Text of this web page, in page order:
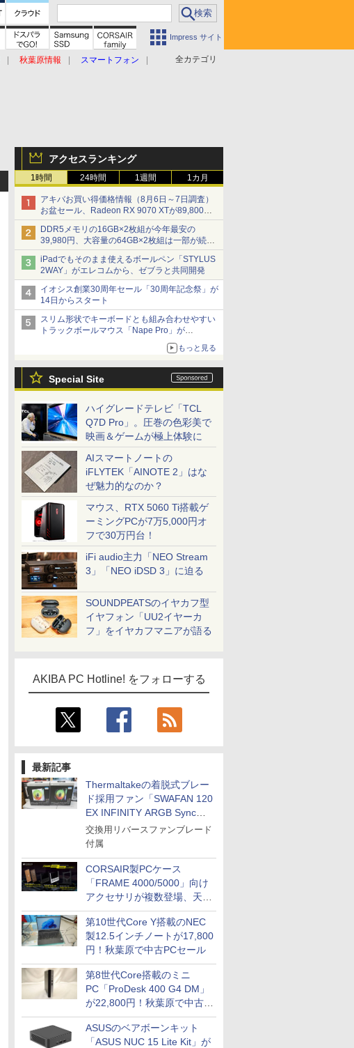
Impress サイト
全カテゴリ
秋葉原情報
スマートフォン
アクセスランキング
1時間 24時間 1週間 1カ月
アキバお買い得価格情報（8月6日～7日調査）
お盆セール、Radeon RX 9070 XTが89,800
円、水平周波数24.8kHz対応の17型モニターが
9,801円、暑さ指数連動セール ほか
DDR5メモリの16GB×2枚組が今年最安の
39,980円、大容量の64GB×2枚組は一部が続騰
[8月前半のメモリ価格]
iPadでもそのまま使えるボールペン「STYLUS
2WAY」がエレコムから、ゼブラと共同開発
イオシス創業30周年セール「30周年記念祭」が
14日からスタート
スリム形状でキーボードとも組み合わせやすい
トラックボールマウス「Nape Pro」が
もっと見る
Special Site
ハイグレードテレビ「TCL
Q7D Pro」。圧巻の色彩美で
映画＆ゲームが極上体験に
AIスマートノートの
iFLYTEK「AINOTE 2」はな
ぜ魅力的なのか？
マウス、RTX 5060 Ti搭載ゲ
ーミングPCが7万5,000円オ
フで30万円台！
iFi audio主力「NEO Stream
3」「NEO iDSD 3」に迫る
SOUNDPEATSのイヤカフ型
イヤフォン「UU2イヤーカ
フ」をイヤカフマニアが語る
AKIBA PC Hotline! をフォローする
最新記事
Thermaltakeの着脱式ブレー
ド採用ファン「SWAFAN 120
EX INFINITY ARGB Sync」
に単品パッケージ
交換用リバースファンブレード
付属
CORSAIR製PCケース
「FRAME 4000/5000」向け
アクセサリが複数登場、天然
木製パネルや背面コネクタ対
応トレイなど
第10世代Core Y搭載のNEC
製12.5インチノートが17,800
円！秋葉原で中古PCセール
第8世代Core搭載のミニ
PC「ProDesk 400 G4 DM」
が22,800円！秋葉原で中古
PCセール
ASUSのベアボーンキット
「ASUS NUC 15 Lite Kit」が